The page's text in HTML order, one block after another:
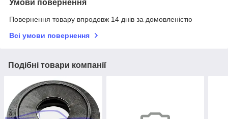
Умови повернення
Повернення товару впродовж 14 днів за домовленістю
Всі умови повернення
Подібні товари компанії